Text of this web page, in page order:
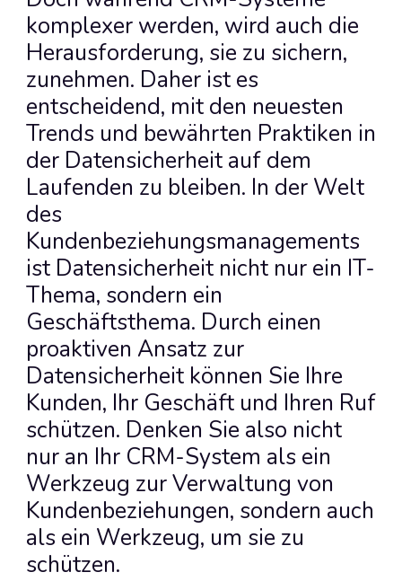
komplexer werden, wird auch die
Herausforderung, sie zu sichern,
zunehmen. Daher ist es
entscheidend, mit den neuesten
Trends und bewährten Praktiken in
der Datensicherheit auf dem
Laufenden zu bleiben. In der Welt
des
Kundenbeziehungsmanagements
ist Datensicherheit nicht nur ein IT-
Thema, sondern ein
Geschäftsthema. Durch einen
proaktiven Ansatz zur
Datensicherheit können Sie Ihre
Kunden, Ihr Geschäft und Ihren Ruf
schützen. Denken Sie also nicht
nur an Ihr CRM-System als ein
Werkzeug zur Verwaltung von
Kundenbeziehungen, sondern auch
als ein Werkzeug, um sie zu
schützen.